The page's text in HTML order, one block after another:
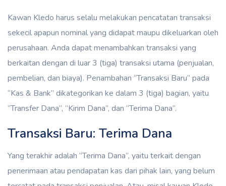
Kawan Kledo harus selalu melakukan pencatatan transaksi
sekecil apapun nominal yang didapat maupu dikeluarkan oleh
perusahaan. Anda dapat menambahkan transaksi yang
berkaitan dengan di luar 3 (tiga) transaksi utama (penjualan,
pembelian, dan biaya). Penambahan “Transaksi Baru” pada
“Kas & Bank” dikategorikan ke dalam 3 (tiga) bagian, yaitu
“Transfer Dana”, “Kirim Dana”, dan “Terima Dana”.
Transaksi Baru: Terima Dana
Yang terakhir adalah “Terima Dana”, yaitu terkait dengan
penerimaan atau pendapatan kas dari pihak lain, yang belum